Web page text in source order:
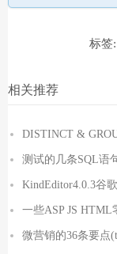
标签:
相关推荐
DISTINCT &
测试的几条SQL语
KindEditor4.0.3谷
一些ASP JS HTML
微营销的36条要点